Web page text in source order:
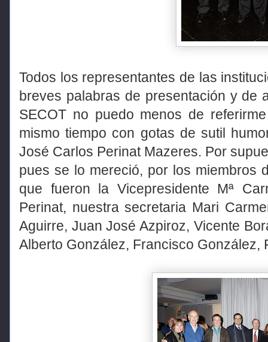
Todos los representantes de las
breves palabras de presentación y de
SECOT no puedo menos de
mismo tiempo con gotas de sutil
José Carlos Perinat Mazeres. Por
pues se lo mereció, por los miembros
que fueron la Vicepresidente Mª
Perinat, nuestra secretaria Mari
Aguirre, Juan José Azpiroz, Vicente
Alberto González, Francisco González,